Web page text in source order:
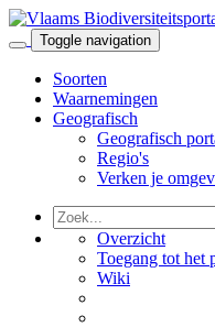
Toggle navigation
Soorten
Waarnemingen
Geografisch
Geografisch
Regio's
Verken je
Overzicht
Toegang tot het
Wiki